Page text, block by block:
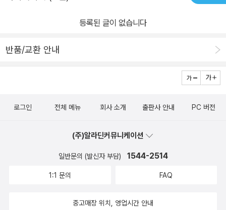
트와 스크래치 3.0을 연결하는 방법과 직접 조종할 수 있도록 나온
내용은 책을 보며 배울 수 있는 실용 서적이다.5-6학년 학교 교사들
이라고 하니 기대된다. 학교 현장과 가정에서 코딩학습에 도움이 되
등록된 글이 없습니다
반품/교환 안내
로그인 전체 메뉴 회사 소개 출판사 안내 PC 버전
(주)알라딘커뮤니케이션
일반문의 (발신자 부담) 1544-2514
1:1 문의 FAQ
중고매장 위치, 영업시간 안내